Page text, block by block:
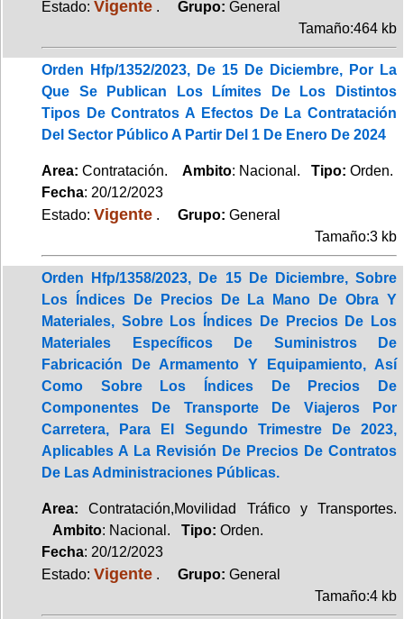
Estado: Vigente . Grupo: General
Tamaño:464 kb
Orden Hfp/1352/2023, De 15 De Diciembre, Por La
Que Se Publican Los Límites De Los Distintos
Tipos De Contratos A Efectos De La Contratación
Del Sector Público A Partir Del 1 De Enero De 2024
Area: Contratación. Ambito: Nacional. Tipo: Orden.
Fecha: 20/12/2023
Estado: Vigente . Grupo: General
Tamaño:3 kb
Orden Hfp/1358/2023, De 15 De Diciembre, Sobre
Los Índices De Precios De La Mano De Obra Y
Materiales, Sobre Los Índices De Precios De Los
Materiales Específicos De Suministros De
Fabricación De Armamento Y Equipamiento, Así
Como Sobre Los Índices De Precios De
Componentes De Transporte De Viajeros Por
Carretera, Para El Segundo Trimestre De 2023,
Aplicables A La Revisión De Precios De Contratos
De Las Administraciones Públicas.
Area: Contratación,Movilidad Tráfico y Transportes.
Ambito: Nacional. Tipo: Orden.
Fecha: 20/12/2023
Estado: Vigente . Grupo: General
Tamaño:4 kb